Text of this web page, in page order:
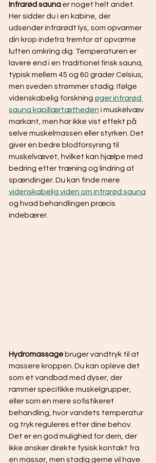
Infrarød sauna er noget helt andet.
Her sidder du i en kabine, der
udsender infrarødt lys, som opvarmer
din krop indefra fremfor at opvarme
luften omkring dig. Temperaturen er
lavere end i en traditionel finsk sauna,
typisk mellem 45 og 60 grader Celsius,
men sveden strømmer stadig. Ifølge
videnskabelig forskning øger infrarød
sauna kapillærtætheden i muskelvæv
markant, men har ikke vist effekt på
selve muskelmassen eller styrken. Det
giver en bedre blodforsyning til
muskelvævet, hvilket kan hjælpe med
bedring efter træning og lindring af
spændinger. Du kan finde mere
videnskabelig viden om infrarød sauna
og hvad behandlingen præcis
indebærer.
Hydromassage bruger vandtryk til at
massere kroppen. Du kan opleve det
som et vandbad med dyser, der
rammer specifikke muskelgrupper,
eller som en mere sofistikeret
behandling, hvor vandets temperatur
og tryk reguleres efter dine behov.
Det er en god mulighed for dem, der
ikke ønsker direkte fysisk kontakt fra
en massør, men stadig gerne vil have